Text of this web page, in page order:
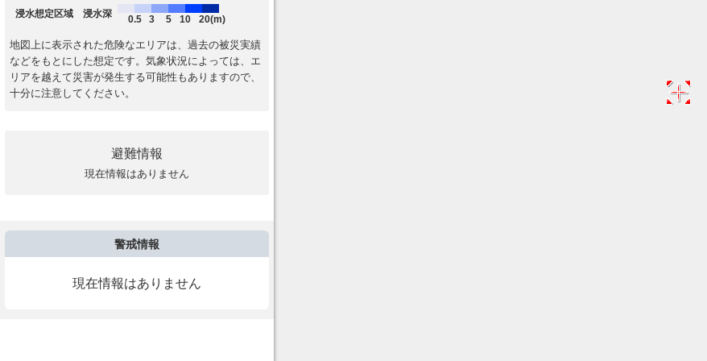
浸水想定区域 浸水深
0.5 3 5 10 20(m)
地図上に表示された危険なエリアは、過去の被災実績
などをもとにした想定です。気象状況によっては、エ
リアを越えて災害が発生する可能性もありますので、
十分に注意してください。
避難情報
現在情報はありません
警戒情報
現在情報はありません